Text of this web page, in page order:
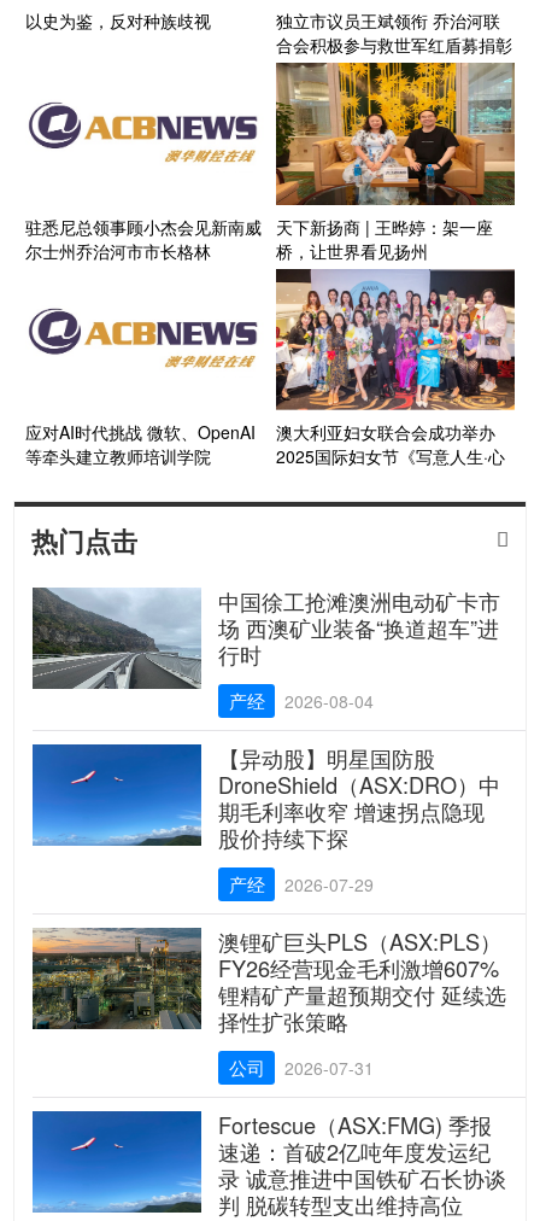
以史为鉴，反对种族歧视
独立市议员王斌领衔 乔治河联
合会积极参与救世军红盾募捐彰
显爱心
驻悉尼总领事顾小杰会见新南威
尔士州乔治河市市长格林
天下新扬商 | 王晔婷：架一座
桥，让世界看见扬州
应对AI时代挑战 微软、OpenAI
等牵头建立教师培训学院
澳大利亚妇女联合会成功举办
2025国际妇女节《写意人生·心
热门点击 
中国徐工抢滩澳洲电动矿卡市
场 西澳矿业装备“换道超车”进
行时
产经 2026-08-04
【异动股】明星国防股
DroneShield（ASX:DRO）中
期毛利率收窄 增速拐点隐现
股价持续下探
产经 2026-07-29
澳锂矿巨头PLS（ASX:PLS）
FY26经营现金毛利激增607%
锂精矿产量超预期交付 延续选
择性扩张策略
公司 2026-07-31
Fortescue（ASX:FMG) 季报
速递：首破2亿吨年度发运纪
录 诚意推进中国铁矿石长协谈
判 脱碳转型支出维持高位